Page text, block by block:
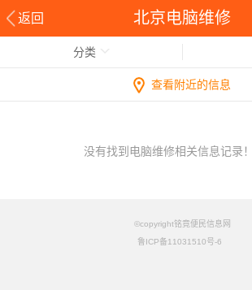
返回 北京电脑维修
分类
查看附近的信息
没有找到电脑维修相关信息记录！
©copyright铭竟便民信息网
鲁ICP备11031510号-6